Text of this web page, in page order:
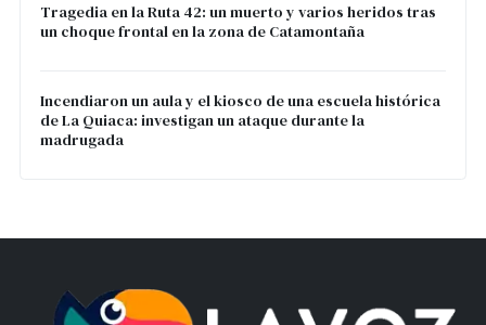
Tragedia en la Ruta 42: un muerto y varios heridos tras
un choque frontal en la zona de Catamontaña
Incendiaron un aula y el kiosco de una escuela histórica
de La Quiaca: investigan un ataque durante la
madrugada